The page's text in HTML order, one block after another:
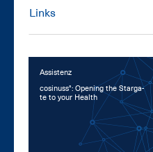
Links
Assistenz
co­si­nuss°: Opening the Star­ga­
te to your Health